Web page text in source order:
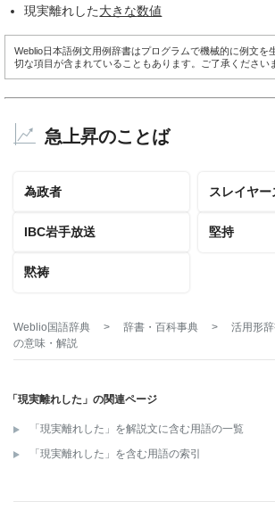
現実離れした大きな数値
Weblio日本語例文用例辞書はプログラムで機械的に例文を
切な項目が含まれていることもあります。ご了承ください
急上昇のことば
為政者 スレイヤ
IBC岩手放送 堅持
黙祷
Weblio国語辞典 > 辞書・百科事典 > 活用形
の意味・解説
「現実離れした」の関連ページ
「現実離れした」を解説文に含む用語の一覧
「現実離れした」を含む用語の索引